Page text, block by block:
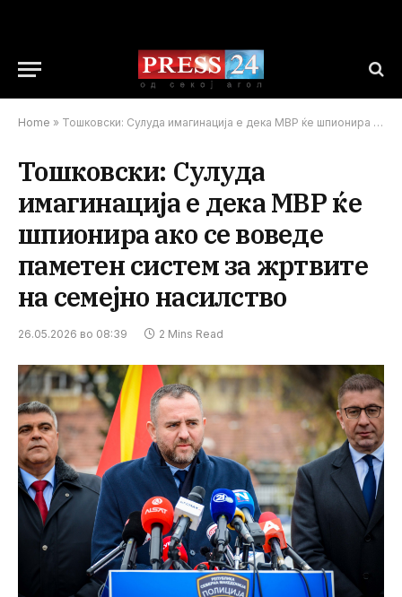
Home » Тошковски: Сулуда имагинација е дека МВР ќе шпионира ако се воведе паметен систем за жртвите на семејно насилство
Тошковски: Сулуда
имагинација е дека МВР ќе
шпионира ако се воведе
паметен систем за жртвите
на семејно насилство
26.05.2026 во 08:39 2 Mins Read